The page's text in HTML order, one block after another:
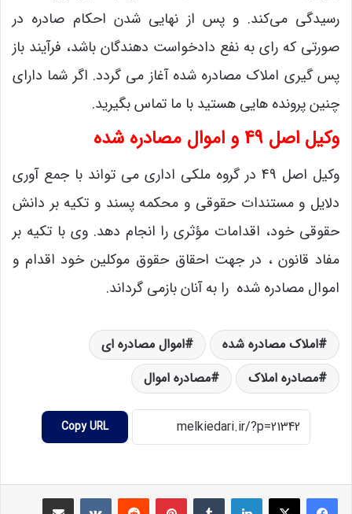
رسیدگی می‌کند. و پس از نهایی شدن احکام صادره در
صورتی که رای به نفع دادخواست دهندگان باشد، فرآیند باز
پس گیری املاک مصادره شده آغاز می گردد. اگر شما دارای
چنین پرونده هایی هستید با ما تماس بگیرید.
وکیل اصل 49 و اموال مصادره شده
وکیل اصل 49 در گروه ملکی اداری می تواند با جمع آوری
دلایل و مستندات حقوقی و محکمه پسند و تکیه بر دانش
حقوقی خود، اقدامات مؤثری را انجام دهد. وی با تکیه بر
مفاد قانون ، در جهت احقاق حقوق موکلین خود اقدام و
اموال مصادره شده را به آنان بازمی گرداند.
املاک مصادره شده
اموال مصادره ای
مصادره املاک
مصادره اموال
Copy URL